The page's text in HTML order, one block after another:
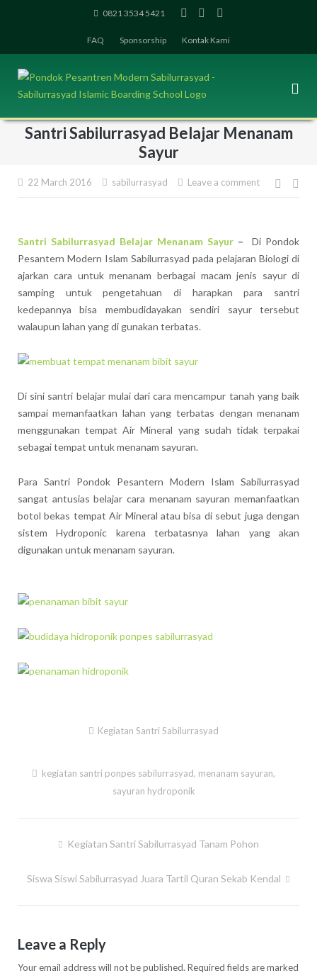
0821 3534 5421
FAQ Sponsorship Kontak Kami
Santri Sabilurrasyad Belajar Menanam
Sayur
22 March 2016 sabilurrasyad Leave a comment
Santri Sabilurrasyad Belajar Menanam Sayur –
Di Pondok
Pesantern Modern Islam Sabilurrasyad pada pelajaran Biologi di
ajarkan cara untuk menanam berbagai macam jenis sayur di
samping untuk pengetahuan di harapkan para santri
kedepannya bisa membudidayakan sendiri sayur tersebut
walaupun lahan yang di gunakan terbatas.
Di sini santri belajar mulai dari cara mencampur tanah yang baik
sampai memanfaatkan lahan yang terbatas dengan menanam
menggunakan tempat Air Mineral yang sudah tidak terpakai
sebagai tempat untuk menanam sayuran.
Para Santri Pondok Pesantern Modern Islam Sabilurrasyad
sangat antusias belajar cara menanam sayuran memanfaatkan
botol bekas tempat Air Mineral atau bisa di sebut juga dengan
sistem Hydroponic karena terbatasnya lahan yang akan
digunakan untuk menanam sayuran.
Kegiatan Santri Sabilurrasyad
kegiatan santri ponpes sabilurrasyad, menanam sayuran,
sayuran hydroponik
navigation
Kegiatan Santri Sabilurrasyad Tanam Pohon
Siswa Siswi Sabilurrasyad Juara Tartil Quran Sekab Kendal
Leave a Reply
Your email address will not be published. Required fields are marked